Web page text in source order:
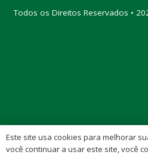
Todos os Direitos Reservados •
Este site usa cookies para melhorar
você continuar a usar este site, você